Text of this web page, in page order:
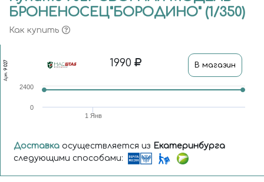
БРОНЕНОСЕЦ"БОРОДИНО" (1/350)
Как купить
Арт.
9 027 1990 В магазин
1 Янв
0
2400
Доставка осуществляется из Екатеринбурга
следующими способами: